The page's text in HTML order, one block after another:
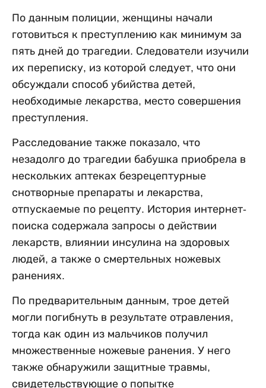
По данным полиции, женщины начали
готовиться к преступлению как минимум за
пять дней до трагедии. Следователи изучили
их переписку, из которой следует, что они
обсуждали способ убийства детей,
необходимые лекарства, место совершения
преступления.
Расследование также показало, что
незадолго до трагедии бабушка приобрела в
нескольких аптеках безрецептурные
снотворные препараты и лекарства,
отпускаемые по рецепту. История интернет-
поиска содержала запросы о действии
лекарств, влиянии инсулина на здоровых
людей, а также о смертельных ножевых
ранениях.
По предварительным данным, трое детей
могли погибнуть в результате отравления,
тогда как один из мальчиков получил
множественные ножевые ранения. У него
также обнаружили защитные травмы,
свидетельствующие о попытке